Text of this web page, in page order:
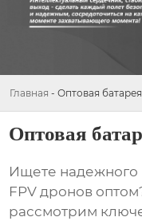
Главная - Оптовая
Оптовая
Ищете надежного
FPV дронов
рассмотрим